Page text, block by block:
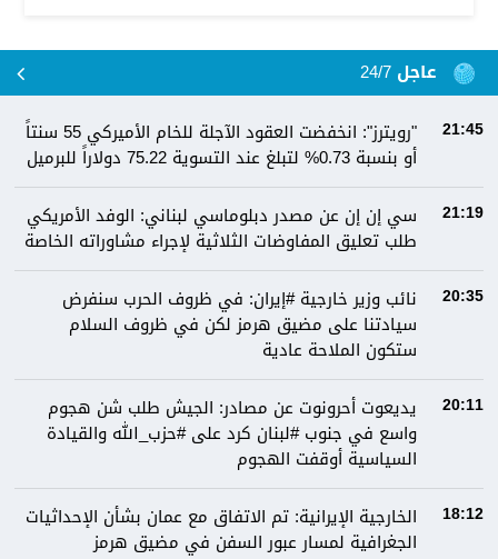
عاجل 24/7
21:45
"رويترز": انخفضت العقود الآجلة للخام الأميركي 55 سنتاً
أو بنسبة 0.73% لتبلغ عند التسوية 75.22 دولاراً للبرميل
21:19
سي إن إن عن مصدر دبلوماسي لبناني: الوفد الأمريكي
طلب تعليق المفاوضات الثلاثية لإجراء مشاوراته الخاصة
20:35
نائب وزير خارجية #إيران: في ظروف الحرب سنفرض
سيادتنا على مضيق هرمز لكن في ظروف السلام
ستكون الملاحة عادية
20:11
يديعوت أحرونوت عن مصادر: الجيش طلب شن هجوم
واسع في جنوب #لبنان كرد على #حزب_الله والقيادة
السياسية أوقفت الهجوم
18:12
الخارجية الإيرانية: تم الاتفاق مع عمان بشأن الإحداثيات
الجغرافية لمسار عبور السفن في مضيق هرمز